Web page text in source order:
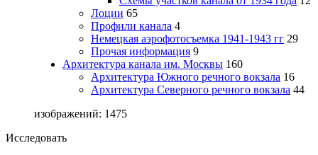
Лоции 65
Профили канала 4
Немецкая аэрофотосъемка 1941-1943 гг 29
Прочая информация 9
Архитектура канала им. Москвы 160
Архитектура Южного речного вокзала 16
Архитектура Северного речного вокзала 44
изображений: 1475
Исследовать